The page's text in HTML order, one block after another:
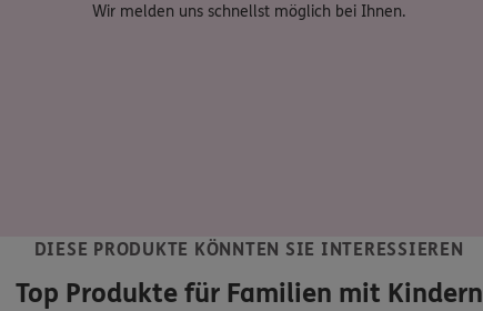
Wir melden uns schnellst möglich bei Ihnen.
DIESE PRODUKTE KÖNNTEN SIE INTERESSIEREN
Top Produkte für Familien mit Kindern